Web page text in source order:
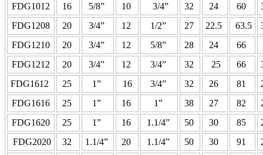
FDG1012
16 5/8” 10 3/4” 32 24 60
FDG1208
20 3/4” 12 1/2” 27 22.5 63.5
FDG1210
20 3/4” 12 5/8” 28 24 66
FDG1212
20 3/4” 12 3/4” 32 25 66
FDG1612
25 1” 16 3/4” 32 26 81
FDG1616
25 1” 16 1” 38 27 82
FDG1620
25 1” 16 1.1/4” 50 30 85
FDG2020
32 1.1/4” 20 1.1/4” 50 30 91